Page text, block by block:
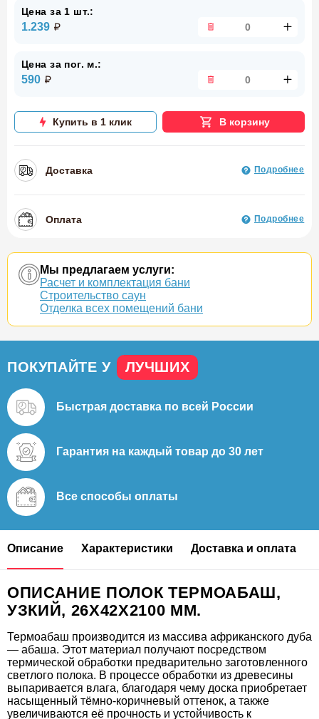
Цена за 1 шт.:
1.239
Цена за пог. м.:
590
Купить в 1 клик В корзину
Доставка Подробнее
Оплата Подробнее
Мы предлагаем услуги:
Расчет и комплектация бани
Строительство саун
Отделка всех помещений бани
ПОКУПАЙТЕ У ЛУЧШИХ
Быстрая доставка по всей России
Гарантия на каждый товар до 30 лет
Все способы оплаты
Описание Характеристики Доставка и оплата
ОПИСАНИЕ ПОЛОК ТЕРМОАБАШ,
УЗКИЙ, 26Х42Х2100 ММ.
Термоабаш производится из массива африканского дуба
— абаша. Этот материал получают посредством
термической обработки предварительно заготовленного
светлого полока. В процессе обработки из древесины
выпаривается влага, благодаря чему доска приобретает
насыщенный тёмно-коричневый оттенок, а также
увеличиваются её прочность и устойчивость к